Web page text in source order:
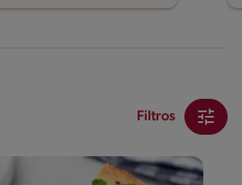
Filtros